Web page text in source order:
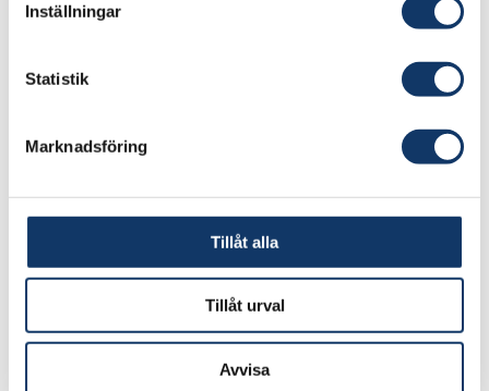
Inställningar
Statistik
Marknadsföring
Tillåt alla
Tillåt urval
Avvisa
Svensk ingenjörskonst är något vi
kanske har tagit lite för givet, och här
måste vi politiker vara med och driva
på från vårt håll.
Politisk stabilitet och samarbete
Att ställa om ett helt samhälle är ett långsiktigt
arbete som kräver omfattande åtgärder på
många plan. Det är också förknippat med stora